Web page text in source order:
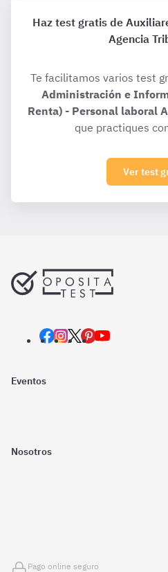
Haz test gratis de
Agencia
Te facilitamos varios test
Administración e
Renta) - Personal laboral
que practiques
Ver test
Eventos
Nosotros
Pago online seguro